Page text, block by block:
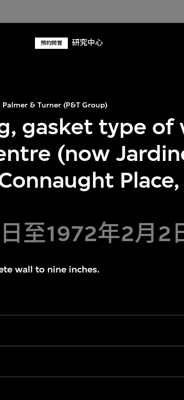
預約閱覽 研究中心
Palmer & Turner (P&T Group)
gasket type of
(now
至1972年2月2
wall to nine inches.